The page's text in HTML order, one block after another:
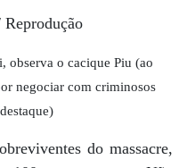
observa o cacique Piu (ao
negociar com criminosos
do massacre,